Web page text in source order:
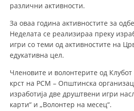
ЕДУКАТИВНО ИНФОРМАТИВНИ
БРОШУРИ
ПРЕЗЕНТАЦИИ
различни активности.
За оваа година активнoстите за
Неделата се реализираа преку
игри со теми од активностите на
едукативна цел.
Членовите и волонтерите од
крст на РСМ – Општинска
изработија две друштвени игри
карти“ и „Волонтер на месец“.